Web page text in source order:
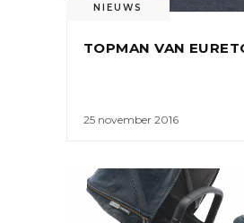
NIEUWS
TOPMAN VAN
25 november 2016